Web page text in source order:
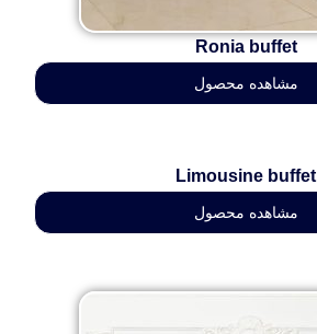
Ronia buffet
مشاهده محصول
Limousine buffet
مشاهده محصول